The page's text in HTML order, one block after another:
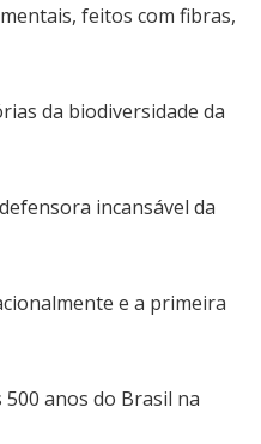
feitos com fibras,
da biodiversidade da
incansável da
e a primeira
anos do Brasil na